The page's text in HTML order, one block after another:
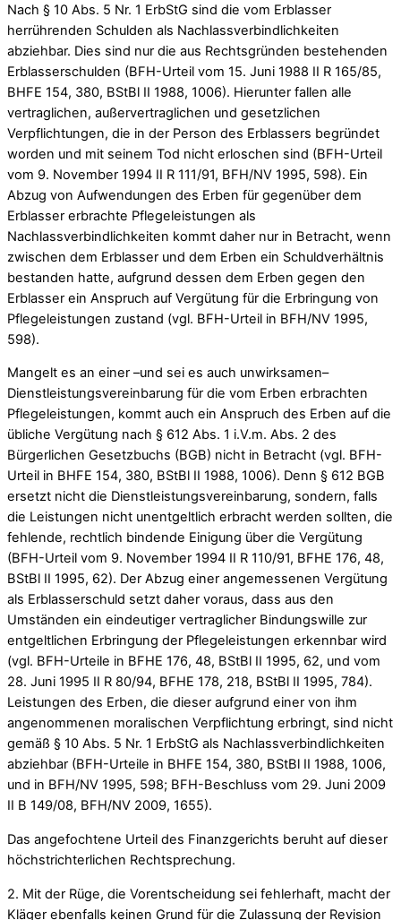
Nach § 10 Abs. 5 Nr. 1 ErbStG sind die vom Erblasser
herrührenden Schulden als Nachlassverbindlichkeiten
abziehbar. Dies sind nur die aus Rechtsgründen bestehenden
Erblasserschulden (BFH-Urteil vom 15. Juni 1988 II R 165/85,
BHFE 154, 380, BStBl II 1988, 1006). Hierunter fallen alle
vertraglichen, außervertraglichen und gesetzlichen
Verpflichtungen, die in der Person des Erblassers begründet
worden und mit seinem Tod nicht erloschen sind (BFH-Urteil
vom 9. November 1994 II R 111/91, BFH/NV 1995, 598). Ein
Abzug von Aufwendungen des Erben für gegenüber dem
Erblasser erbrachte Pflegeleistungen als
Nachlassverbindlichkeiten kommt daher nur in Betracht, wenn
zwischen dem Erblasser und dem Erben ein Schuldverhältnis
bestanden hatte, aufgrund dessen dem Erben gegen den
Erblasser ein Anspruch auf Vergütung für die Erbringung von
Pflegeleistungen zustand (vgl. BFH-Urteil in BFH/NV 1995,
598).
Mangelt es an einer –und sei es auch unwirksamen–
Dienstleistungsvereinbarung für die vom Erben erbrachten
Pflegeleistungen, kommt auch ein Anspruch des Erben auf die
übliche Vergütung nach § 612 Abs. 1 i.V.m. Abs. 2 des
Bürgerlichen Gesetzbuchs (BGB) nicht in Betracht (vgl. BFH-
Urteil in BHFE 154, 380, BStBl II 1988, 1006). Denn § 612 BGB
ersetzt nicht die Dienstleistungsvereinbarung, sondern, falls
die Leistungen nicht unentgeltlich erbracht werden sollten, die
fehlende, rechtlich bindende Einigung über die Vergütung
(BFH-Urteil vom 9. November 1994 II R 110/91, BFHE 176, 48,
BStBl II 1995, 62). Der Abzug einer angemessenen Vergütung
als Erblasserschuld setzt daher voraus, dass aus den
Umständen ein eindeutiger vertraglicher Bindungswille zur
entgeltlichen Erbringung der Pflegeleistungen erkennbar wird
(vgl. BFH-Urteile in BFHE 176, 48, BStBl II 1995, 62, und vom
28. Juni 1995 II R 80/94, BFHE 178, 218, BStBl II 1995, 784).
Leistungen des Erben, die dieser aufgrund einer von ihm
angenommenen moralischen Verpflichtung erbringt, sind nicht
gemäß § 10 Abs. 5 Nr. 1 ErbStG als Nachlassverbindlichkeiten
abziehbar (BFH-Urteile in BHFE 154, 380, BStBl II 1988, 1006,
und in BFH/NV 1995, 598; BFH-Beschluss vom 29. Juni 2009
II B 149/08, BFH/NV 2009, 1655).
Das angefochtene Urteil des Finanzgerichts beruht auf dieser
höchstrichterlichen Rechtsprechung.
2. Mit der Rüge, die Vorentscheidung sei fehlerhaft, macht der
Kläger ebenfalls keinen Grund für die Zulassung der Revision